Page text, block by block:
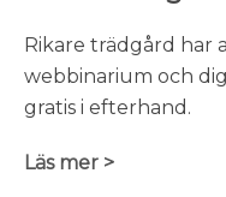
Rikare trädgård har
webbinarium och
gratis i efterhand.
Läs mer >